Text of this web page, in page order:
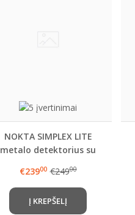
NOKTA SIMPLEX LITE
metalo detektorius su
€23900 €24900
Į KREPŠELĮ